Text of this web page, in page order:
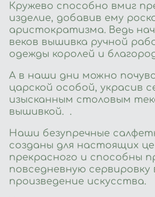
Кружево способно вмиг
изделие, добавив ему
аристократизма. Ведь
веков вышивка ручной
одежды королей и
А в наши дни можно
царской особой, украсив
изысканным столовым
вышивкой. .
Наши безупречные
созданы для настоящих
прекрасного и способны
повседневную
произведение искусства.